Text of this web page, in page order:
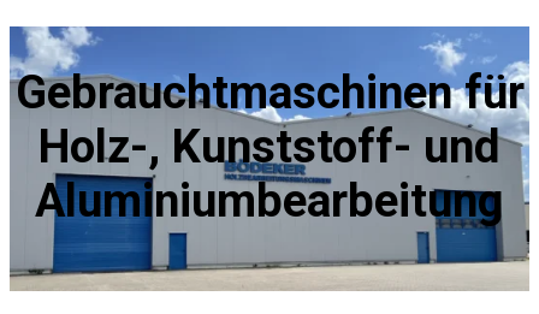
Gebrauchtmaschinen für
Holz-, Kunststoff- und
Aluminiumbearbeitung